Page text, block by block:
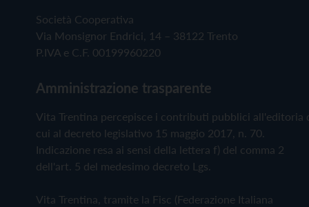
Società Cooperativa
Via Monsignor Endrici, 14 – 38122 Trento
P.IVA e C.F. 00199960220
Amministrazione trasparente
Vita Trentina percepisce i contributi pubblici all'editoria
cui al decreto legislativo 15 maggio 2017, n. 70.
Indicazione resa ai sensi della lettera f) del comma 2
dell'art. 5 del medesimo decreto Lgs.
Vita Trentina, tramite la Fisc (Federazione Italiana